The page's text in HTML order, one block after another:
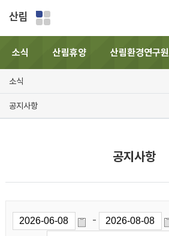
산림
소식 산림휴양 산림환경연구원
소식
공지사항
공지사항
-